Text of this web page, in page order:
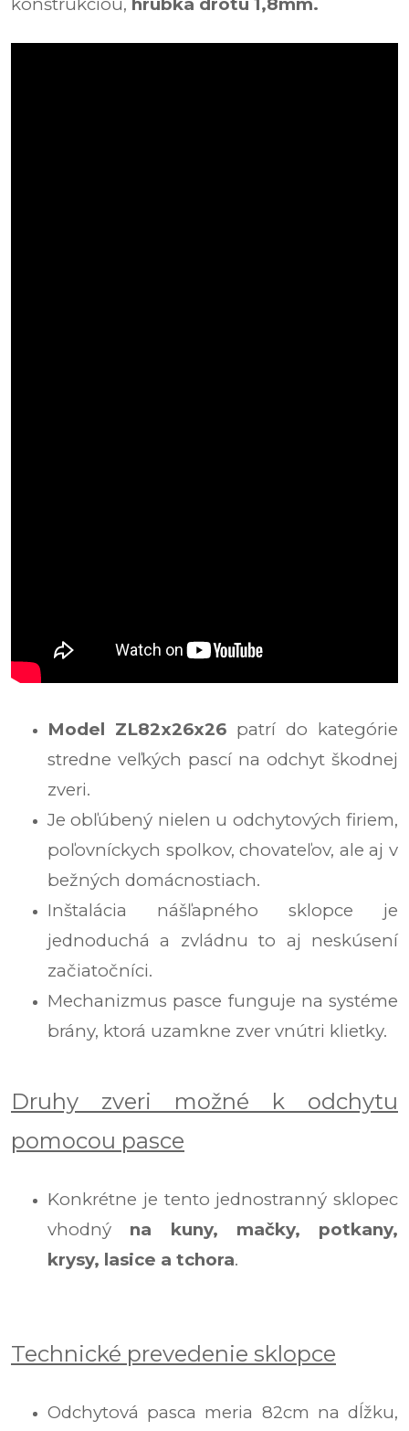
Model ZL82x26x26 patrí do kategórie
stredne veľkých pascí na odchyt škodnej
zveri.
Je obľúbený nielen u odchytových firiem,
poľovníckych spolkov, chovateľov, ale aj v
bežných domácnostiach.
Inštalácia nášľapného sklopce je
jednoduchá a zvládnu to aj neskúsení
začiatočníci.
Mechanizmus pasce funguje na systéme
brány, ktorá uzamkne zver vnútri klietky.
Druhy zveri možné k odchytu
pomocou pasce
Konkrétne je tento jednostranný sklopec
vhodný na kuny, mačky, potkany,
krysy, lasice a tchora.
Technické prevedenie sklopce
Odchytová pasca meria 82cm na dĺžku,